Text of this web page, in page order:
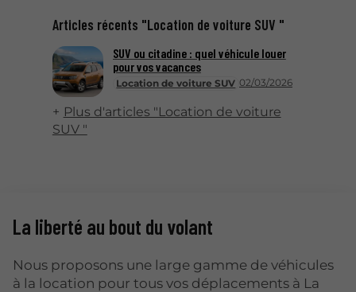
Articles récents "Location de voiture SUV "
Location de voiture SUV 02/03/2026
SUV ou citadine : quel véhicule louer
pour vos vacances
Plus d'articles "Location de voiture
SUV "
La liberté au bout du volant
Nous proposons une large gamme de véhicules
à la location pour tous vos déplacements à La